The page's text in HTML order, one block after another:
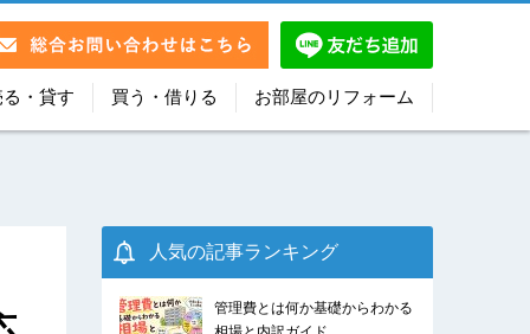
・貸す 買う・借りる お部屋のリフォーム
人気の記事ランキング
管理費とは何か基礎からわかる